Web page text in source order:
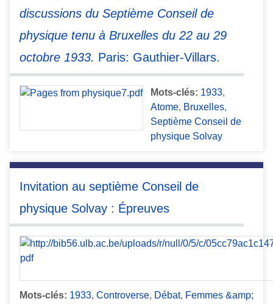
discussions du Septième Conseil de
physique tenu à Bruxelles du 22 au 29
octobre 1933. Paris: Gauthier-Villars.
Mots-clés: 1933,
Atome, Bruxelles,
Septième Conseil de
physique Solvay
Invitation au septième Conseil de
physique Solvay : Épreuves
Mots-clés: 1933, Controverse, Débat, Femmes &amp;